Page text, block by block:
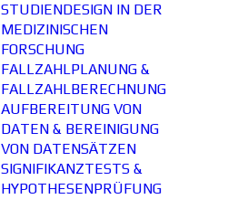
STUDIENDESIGN IN DER
MEDIZINISCHEN
FORSCHUNG
FALLZAHLPLANUNG &
FALLZAHLBERECHNUNG
AUFBEREITUNG VON
DATEN & BEREINIGUNG
VON DATENSÄTZEN
SIGNIFIKANZTESTS &
HYPOTHESENPRÜFUNG